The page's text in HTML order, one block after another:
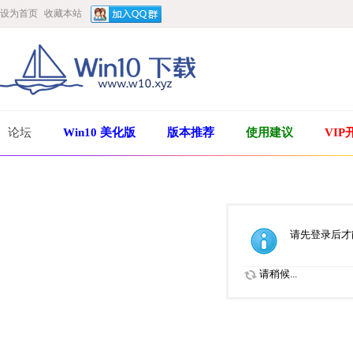
设为首页 收藏本站
论坛 Win10 美化版 版本推荐 使用建议 VIP
请先登录后
请稍候...